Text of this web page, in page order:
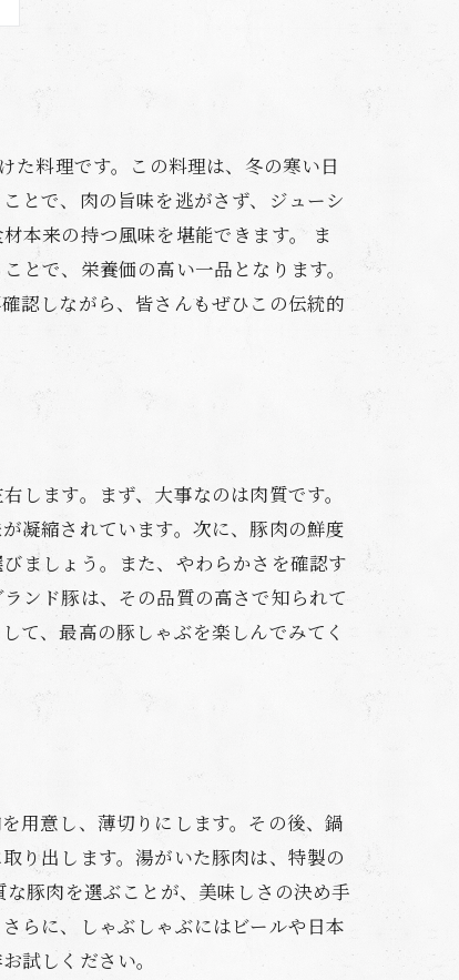
た料理です。この料理は、冬の寒い日
とで、肉の旨味を逃がさず、ジューシ
本来の持つ風味を堪能できます。 ま
とで、栄養価の高い一品となります。
認しながら、皆さんもぜひこの伝統的
ます。まず、大事なのは肉質です。
凝縮されています。次に、豚肉の鮮度
ましょう。また、やわらかさを確認す
ンド豚は、その品質の高さで知られて
て、最高の豚しゃぶを楽しんでみてく
用意し、薄切りにします。その後、鍋
り出します。湯がいた豚肉は、特製の
豚肉を選ぶことが、美味しさの決め手
らに、しゃぶしゃぶにはビールや日本
試しください。